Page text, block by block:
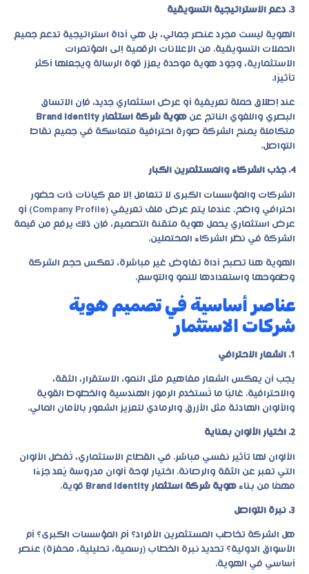
3. دعم الاستراتيجية التسويقية
الهوية ليست مجرد عنصر جمالي، بل هي أداة استراتيجية تدعم جميع
الحملات التسويقية. من الإعلانات الرقمية إلى المؤتمرات
الاستثمارية، وجود هوية موحدة يعزز قوة الرسالة ويجعلها أكثر
تأثيرًا.
عند إطلاق حملة تعريفية أو عرض استثماري جديد، فإن الاتساق
البصري واللغوي الناتج عن هوية شركة استثمار Brand Identity
متكاملة يمنح الشركة صورة احترافية متماسكة في جميع نقاط
التواصل.
4. جذب الشركاء والمستثمرين الكبار
الشركات والمؤسسات الكبرى لا تتعامل إلا مع كيانات ذات حضور
احترافي واضح. عندما يتم عرض ملف تعريفي (Company Profile) أو
عرض استثماري يحمل هوية متقنة التصميم، فإن ذلك يرفع من قيمة
الشركة في نظر الشركاء المحتملين.
الهوية هنا تصبح أداة تفاوض غير مباشرة، تعكس حجم الشركة
وطموحها واستعدادها للنمو والتوسع.
عناصر أساسية في تصميم هوية
شركات الاستثمار
1. الشعار الاحترافي
يجب أن يعكس الشعار مفاهيم مثل النمو، الاستقرار، الثقة،
والاحترافية. غالبًا ما تُستخدم الرموز الهندسية والخطوط القوية
والألوان الهادئة مثل الأزرق والرمادي لتعزيز الشعور بالأمان المالي.
2. اختيار الألوان بعناية
الألوان لها تأثير نفسي مباشر. في القطاع الاستثماري، تُفضل الألوان
التي تعبر عن الثقة والرصانة. اختيار لوحة ألوان مدروسة يُعد جزءًا
مهمًا من بناء هوية شركة استثمار Brand Identity قوية.
3. نبرة التواصل
هل الشركة تخاطب المستثمرين الأفراد؟ أم المؤسسات الكبرى؟ أم
الأسواق الدولية؟ تحديد نبرة الخطاب (رسمية، تحليلية، محفزة) عنصر
أساسي في الهوية.